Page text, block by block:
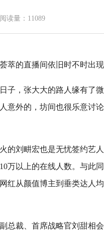
阅读量：11089
萃的直播间依旧时不时出
子，张大大的路人缘有了
外的，坊间也很乐意讨论
的刘畊宏也是无忧签约艺
万以上的在线人数。与此
红从颜值博主到垂类达人
总裁、首席战略官刘甜相